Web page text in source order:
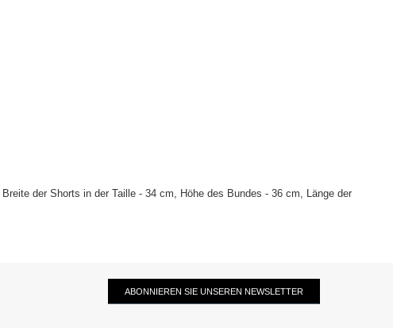
der Shorts in der Taille - 34 cm, Höhe des Bundes - 36 cm, Länge der
ABONNIEREN SIE UNSEREN NEWSLETTER